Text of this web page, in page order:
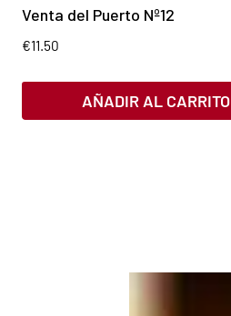
Venta del Puerto Nº12
€11.50
AÑADIR AL CARRITO